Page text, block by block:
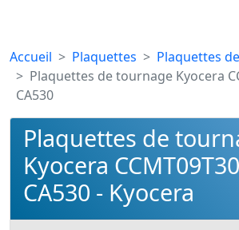
Accueil Plaquettes
Plaquettes
Plaquettes de tournage Kyocera
CA530
Plaquettes de
Kyocera
CA530 - Kyocera